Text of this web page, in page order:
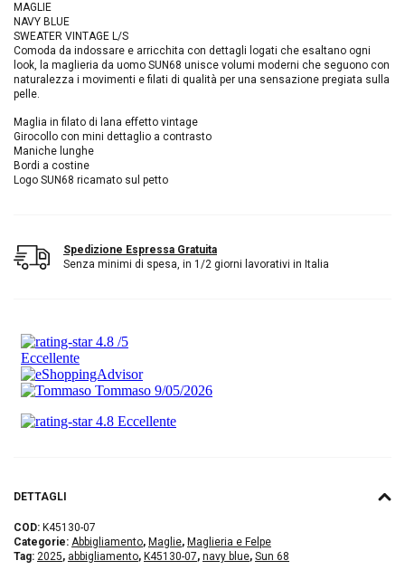
MAGLIE
NAVY BLUE
SWEATER VINTAGE L/S
Comoda da indossare e arricchita con dettagli logati che esaltano ogni
look, la maglieria da uomo SUN68 unisce volumi moderni che seguono con
naturalezza i movimenti e filati di qualità per una sensazione pregiata sulla
pelle.
Maglia in filato di lana effetto vintage
Girocollo con mini dettaglio a contrasto
Maniche lunghe
Bordi a costine
Logo SUN68 ricamato sul petto
Spedizione Espressa Gratuita
Senza minimi di spesa, in 1/2 giorni lavorativi in Italia
DETTAGLI
COD: K45130-07
Categorie: Abbigliamento, Maglie, Maglieria e Felpe
Tag: 2025, abbigliamento, K45130-07, navy blue, Sun 68